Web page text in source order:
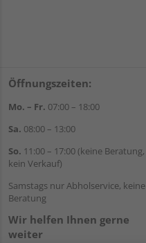
Öffnungszeiten:
Mo. – Fr. 07:00 – 18:00
Sa. 08:00 – 13:00
So. 11:00 – 17:00 (keine Beratung,
kein Verkauf)
Samstags nur Abholservice, keine
Beratung
Wir helfen Ihnen gerne
weiter